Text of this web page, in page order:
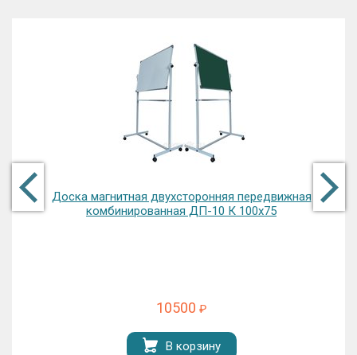
Доска магнитная двухсторонняя передвижная
комбинированная ДП-10 К 100х75
10500 ₽
В корзину